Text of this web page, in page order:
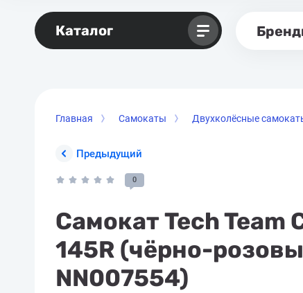
Каталог
Главная Самокаты Двухколёсные
Предыдущий
0
Самокат Tech Team
145R (чёрно-
NN007554)